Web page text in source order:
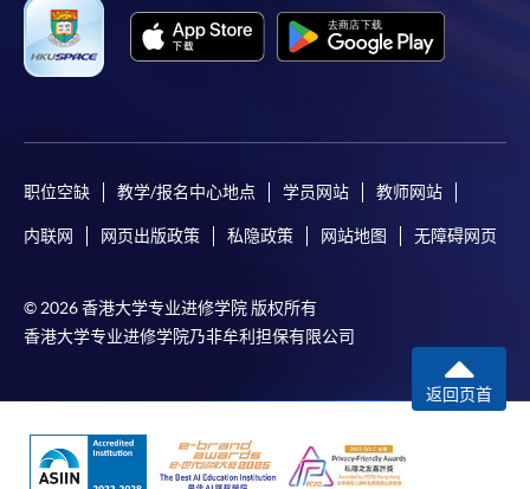
职位空缺 教学/报名中心地点 学员网站 教师网站
内联网 网页出版政策 私隐政策 网站地图 无障碍网页
© 2026 香港大学专业进修学院 版权所有
香港大学专业进修学院乃非牟利担保有限公司
返回页首